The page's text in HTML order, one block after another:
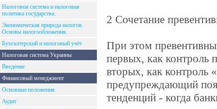
Налоговоя система и налоговая
политика государства.
Экономическая природа налогов.
Основы налогообложения.
Бухгалтерский и налоговый учёт
Налоговая система Украины
Введение
Финансовый менеджмент
Основные положения
Аудит
2 Сочетание
При этом
первых, как контроль
вторых, как контроль
предупреждающий
тенденций - когда